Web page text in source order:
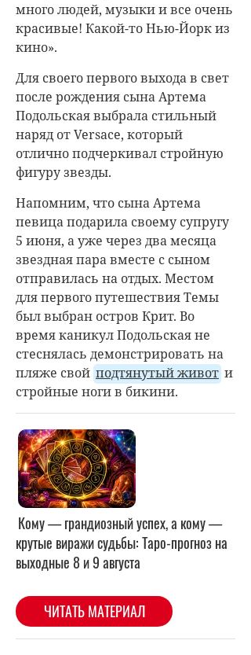
много людей, музыки и все очень
красивые! Какой-то Нью-Йорк из
кино».
Для своего первого выхода в свет
после рождения сына Артема
Подольская выбрала стильный
наряд от Versace, который
отлично подчеркивал стройную
фигуру звезды.
Напомним, что сына Артема
певица подарила своему супругу
5 июня, а уже через два месяца
звездная пара вместе с сыном
отправилась на отдых. Местом
для первого путешествия Темы
был выбран остров Крит. Во
время каникул Подольская не
стеснялась демонстрировать на
пляже свой подтянутый живот и
стройные ноги в бикини.